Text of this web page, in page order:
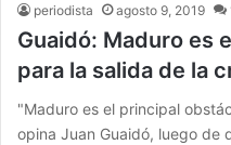
periodista agosto 9, 2019
Guaidó: Maduro es
para la salida de la
"Maduro es el principal
opina Juan Guaidó, luego de